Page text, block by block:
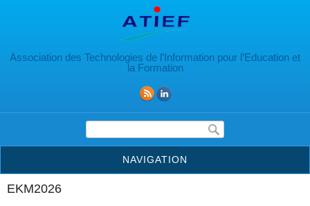
Association des Technologies de l’Information pour l’Education et
la Formation
Formulaire de recherche
NAVIGATION
EKM2026